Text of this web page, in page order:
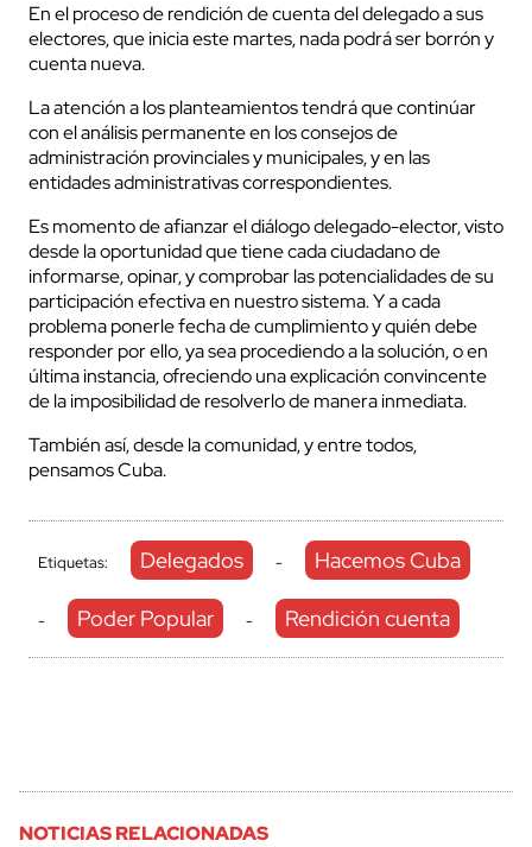
En el proceso de rendición de cuenta del delegado a sus
electores, que inicia este martes, nada podrá ser borrón y
cuenta nueva.
La atención a los planteamientos tendrá que continúar
con el análisis permanente en los consejos de
administración provinciales y municipales, y en las
entidades administrativas correspondientes.
Es momento de afianzar el diálogo delegado-elector, visto
desde la oportunidad que tiene cada ciudadano de
informarse, opinar, y comprobar las potencialidades de su
participación efectiva en nuestro sistema. Y a cada
problema ponerle fecha de cumplimiento y quién debe
responder por ello, ya sea procediendo a la solución, o en
última instancia, ofreciendo una explicación convincente
de la imposibilidad de resolverlo de manera inmediata.
También así, desde la comunidad, y entre todos,
pensamos Cuba.
Etiquetas: Delegados - Hacemos Cuba
- Poder Popular - Rendición cuenta
NOTICIAS RELACIONADAS